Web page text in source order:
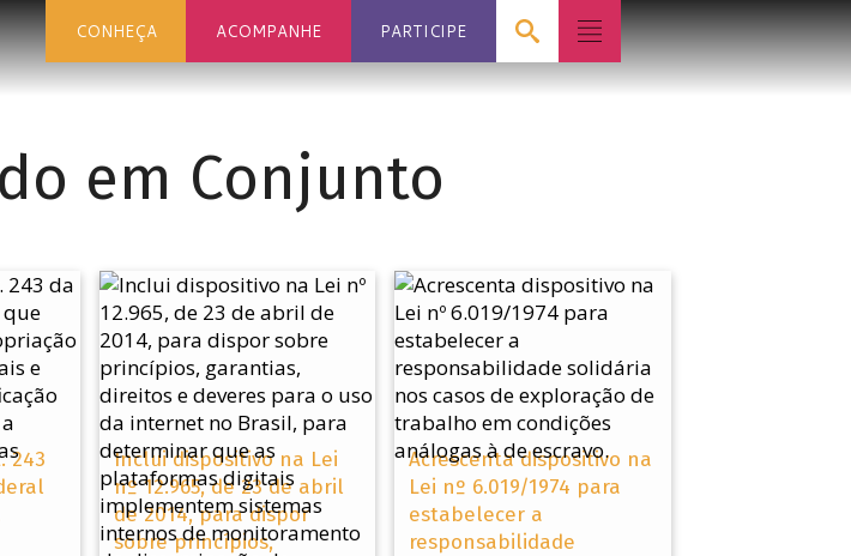
CONHEÇA ACOMPANHE PARTICIPE
em Conjunto
243
Inclui dispositivo na Lei
nº 12.965, de 23 de abril
de 2014, para dispor
sobre princípios,
Acrescenta dispositivo na
Lei nº 6.019/1974 para
estabelecer a
responsabilidade